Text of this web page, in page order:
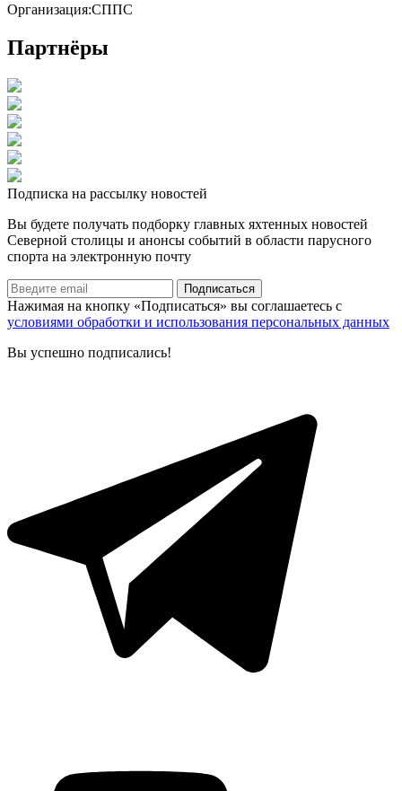
Организация:СППС
Партнёры
Подписка на рассылку новостей
Вы будете получать подборку главных яхтенных новостей
Северной столицы и анонсы событий в области парусного
спорта на электронную почту
Подписаться
Нажимая на кнопку «Подписаться» вы соглашаетесь с
условиями обработки и использования персональных данных
Вы успешно подписались!